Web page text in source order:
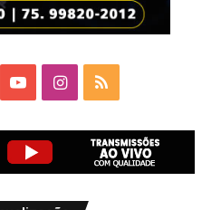
YouTubeInstagram
RSS